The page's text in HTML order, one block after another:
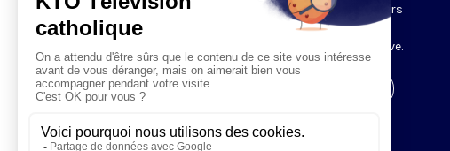
Confédération française des travailleurs
chrétiens, et Jean‑Eudes Tesson, chef
d’entreprise. Animé par Priscilia de Selve.
Visiter la page de l'émission